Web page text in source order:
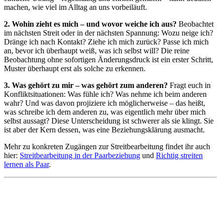
machen, wie viel im Alltag an uns vorbeiläuft.
2. Wohin zieht es mich – und wovor weiche ich aus? Beobachtet
im nächsten Streit oder in der nächsten Spannung: Wozu neige ich?
Dränge ich nach Kontakt? Ziehe ich mich zurück? Passe ich mich
an, bevor ich überhaupt weiß, was ich selbst will? Die reine
Beobachtung ohne sofortigen Änderungsdruck ist ein erster Schritt,
Muster überhaupt erst als solche zu erkennen.
3. Was gehört zu mir – was gehört zum anderen? Fragt euch in
Konfliktsituationen: Was fühle ich? Was nehme ich beim anderen
wahr? Und was davon projiziere ich möglicherweise – das heißt,
was schreibe ich dem anderen zu, was eigentlich mehr über mich
selbst aussagt? Diese Unterscheidung ist schwerer als sie klingt. Sie
ist aber der Kern dessen, was eine Beziehungsklärung ausmacht.
Mehr zu konkreten Zugängen zur Streitbearbeitung findet ihr auch
hier: Streitbearbeitung in der Paarbeziehung und Richtig streiten
lernen als Paar.